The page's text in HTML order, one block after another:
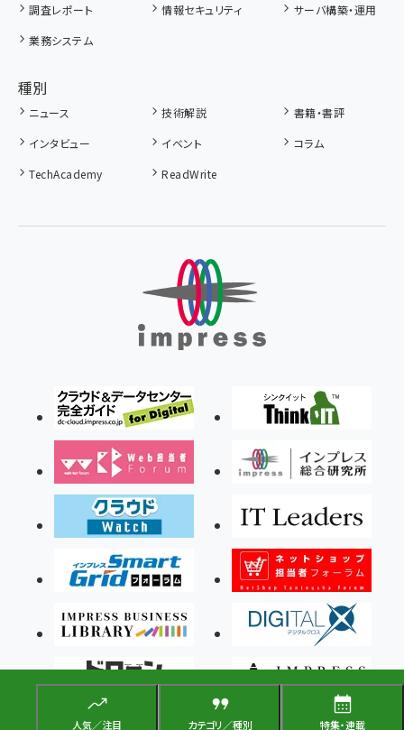
人気／注目 カテゴリ／種別 特集・連載
調査レポート
情報セキュリティ
サーバ構築・運用
業務システム
種別
ニュース 技術解説
書籍・書評
インタビュー
イベント
コラム
TechAcademy
ReadWrite